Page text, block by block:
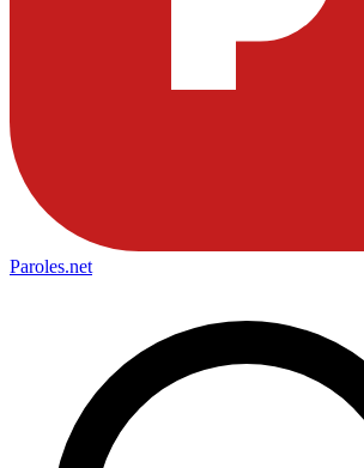
Paroles.net